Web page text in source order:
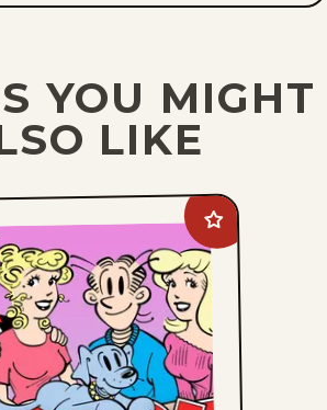
YOU MIGHT
LIKE
Add
Blondie
favorites